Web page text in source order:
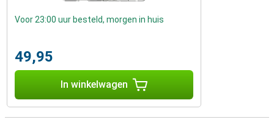
Voor 23:00 uur besteld, morgen in huis
49,95
In winkelwagen